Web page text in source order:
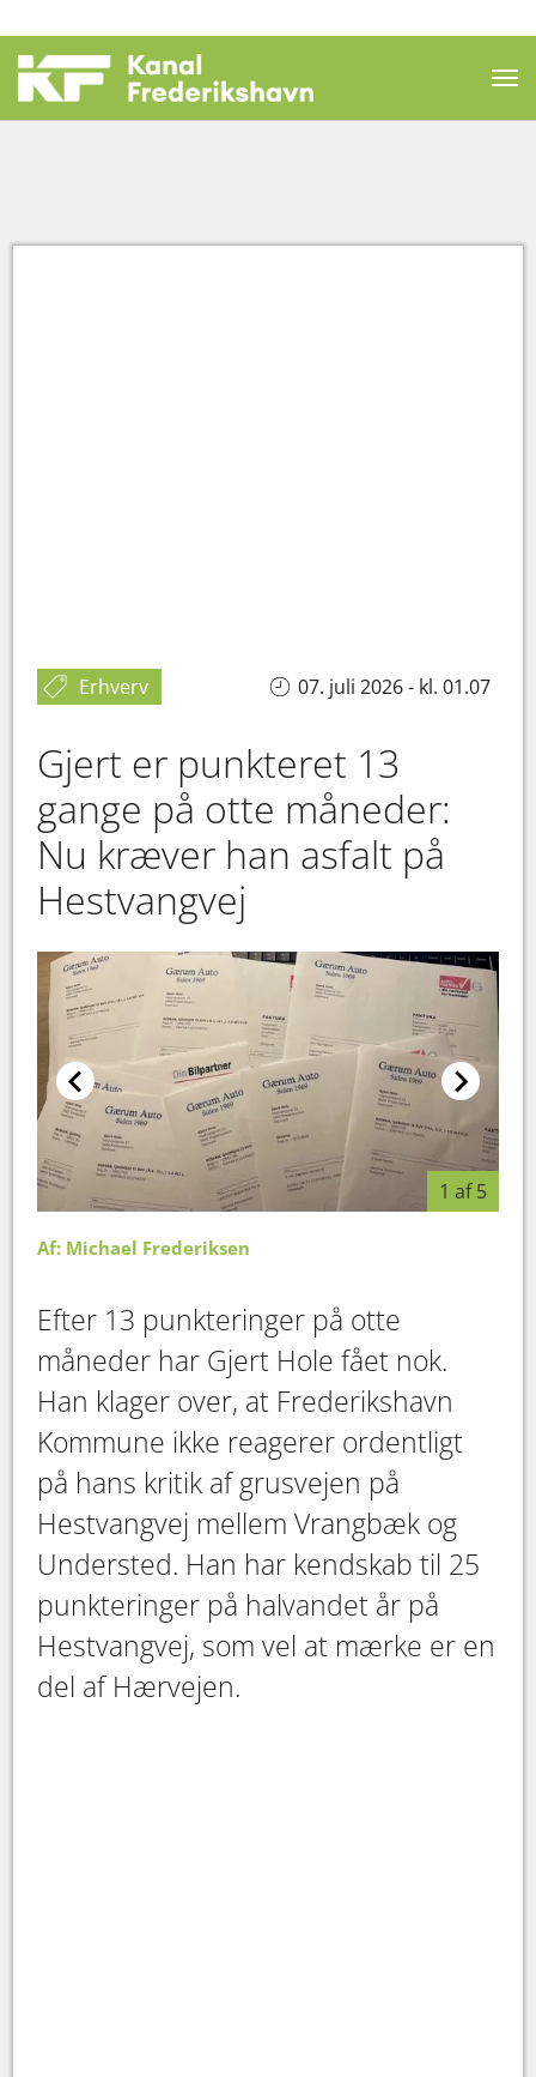
Erhverv 07. juli 2026 - kl. 01.07
Gjert er punkteret 13
gange på otte måneder:
Nu kræver han asfalt på
Hestvangvej
1 af 5
Af: Michael Frederiksen
Efter 13 punkteringer på otte
måneder har Gjert Hole fået nok.
Han klager over, at Frederikshavn
Kommune ikke reagerer ordentligt
på hans kritik af grusvejen på
Hestvangvej mellem Vrangbæk og
Understed. Han har kendskab til 25
punkteringer på halvandet år på
Hestvangvej, som vel at mærke er en
del af Hærvejen.